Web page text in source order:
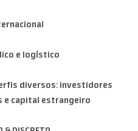
e logístico
diversos: investidores
e capital estrangeiro